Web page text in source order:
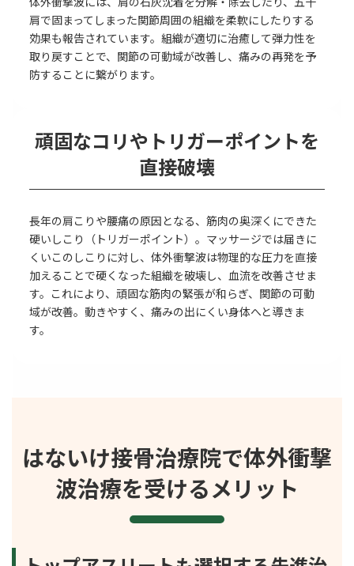
肩で固まってしまった関節周囲の組織を柔軟にしたりする
効果も報告されています。組織が適切に治癒して弾力性を
取り戻すことで、関節の可動域が改善し、痛みの再発を予
防することに繋がります。
頑固なコリやトリガーポイントを
直接破壊
長年の肩こりや腰痛の原因となる、筋肉の奥深くにできた
硬いしこり（トリガーポイント）。マッサージでは届きに
くいこのしこりに対し、体外衝撃波は物理的な圧力を直接
加えることで硬くなった組織を破壊し、血流を改善させま
す。これにより、頑固な筋肉の緊張が和らぎ、関節の可動
域が改善。動きやすく、痛みの出にくい身体へと導きま
す。
はないけ接骨治療院で体外衝撃
波治療を受けるメリット